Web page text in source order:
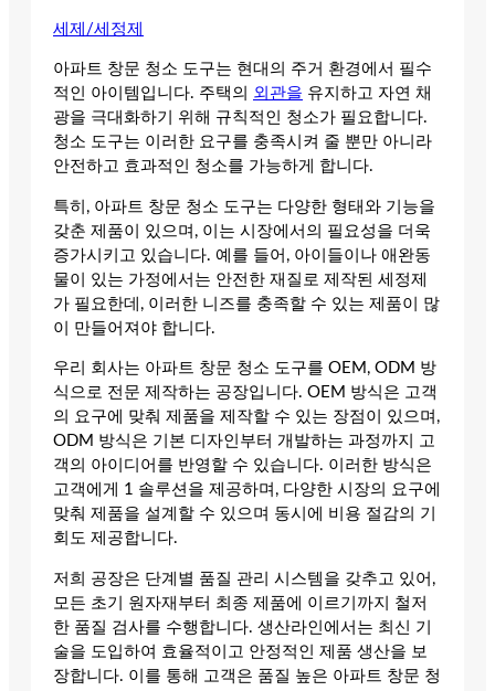
세제/세정제
아파트 창문 청소 도구는 현대의 주거 환경에서 필수
적인 아이템입니다. 주택의 외관을 유지하고 자연 채
광을 극대화하기 위해 규칙적인 청소가 필요합니다.
청소 도구는 이러한 요구를 충족시켜 줄 뿐만 아니라
안전하고 효과적인 청소를 가능하게 합니다.
특히, 아파트 창문 청소 도구는 다양한 형태와 기능을
갖춘 제품이 있으며, 이는 시장에서의 필요성을 더욱
증가시키고 있습니다. 예를 들어, 아이들이나 애완동
물이 있는 가정에서는 안전한 재질로 제작된 세정제
가 필요한데, 이러한 니즈를 충족할 수 있는 제품이 많
이 만들어져야 합니다.
우리 회사는 아파트 창문 청소 도구를 OEM, ODM 방
식으로 전문 제작하는 공장입니다. OEM 방식은 고객
의 요구에 맞춰 제품을 제작할 수 있는 장점이 있으며,
ODM 방식은 기본 디자인부터 개발하는 과정까지 고
객의 아이디어를 반영할 수 있습니다. 이러한 방식은
고객에게 1 솔루션을 제공하며, 다양한 시장의 요구에
맞춰 제품을 설계할 수 있으며 동시에 비용 절감의 기
회도 제공합니다.
저희 공장은 단계별 품질 관리 시스템을 갖추고 있어,
모든 초기 원자재부터 최종 제품에 이르기까지 철저
한 품질 검사를 수행합니다. 생산라인에서는 최신 기
술을 도입하여 효율적이고 안정적인 제품 생산을 보
장합니다. 이를 통해 고객은 품질 높은 아파트 창문 청